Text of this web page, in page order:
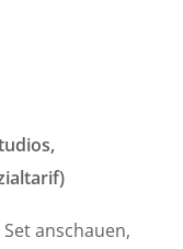
anschauen,